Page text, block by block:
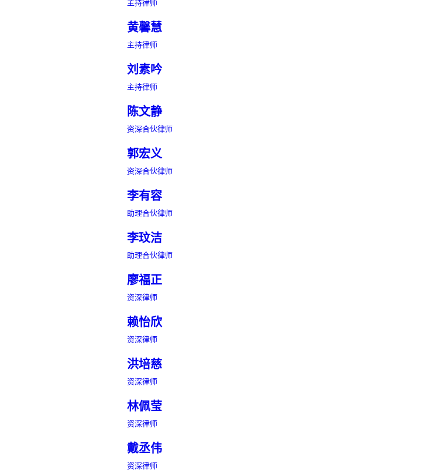
主持律师
黄馨慧
主持律师
刘素吟
主持律师
陈文静
资深合伙律师
郭宏义
资深合伙律师
李有容
助理合伙律师
李玟洁
助理合伙律师
廖福正
资深律师
赖怡欣
资深律师
洪培慈
资深律师
林佩莹
资深律师
戴丞伟
资深律师